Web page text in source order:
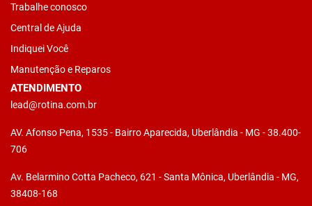
Trabalhe conosco
Central de Ajuda
Indiquei Você
Manutenção e Reparos
ATENDIMENTO
lead@rotina.com.br
AV. Afonso Pena, 1535 - Bairro Aparecida, Uberlândia - MG - 38.400-
706
Av. Belarmino Cotta Pacheco, 621 - Santa Mônica, Uberlândia - MG,
38408-168